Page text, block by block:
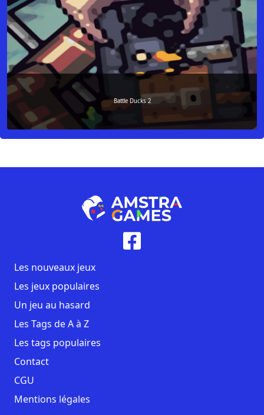
Battle Ducks 2
Les nouveaux jeux
Les jeux populaires
Un jeu au hasard
Les Tags de A à Z
Les tags populaires
Contact
CGU
Mentions légales